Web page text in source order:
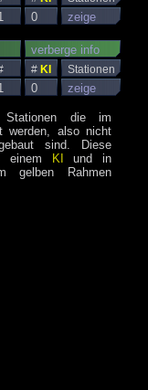
0 zeige
verberge info
# KI Stationen
0 zeige
Stationen die im
werden, also nicht
sind. Diese
einem
KI
und in
gelben Rahmen